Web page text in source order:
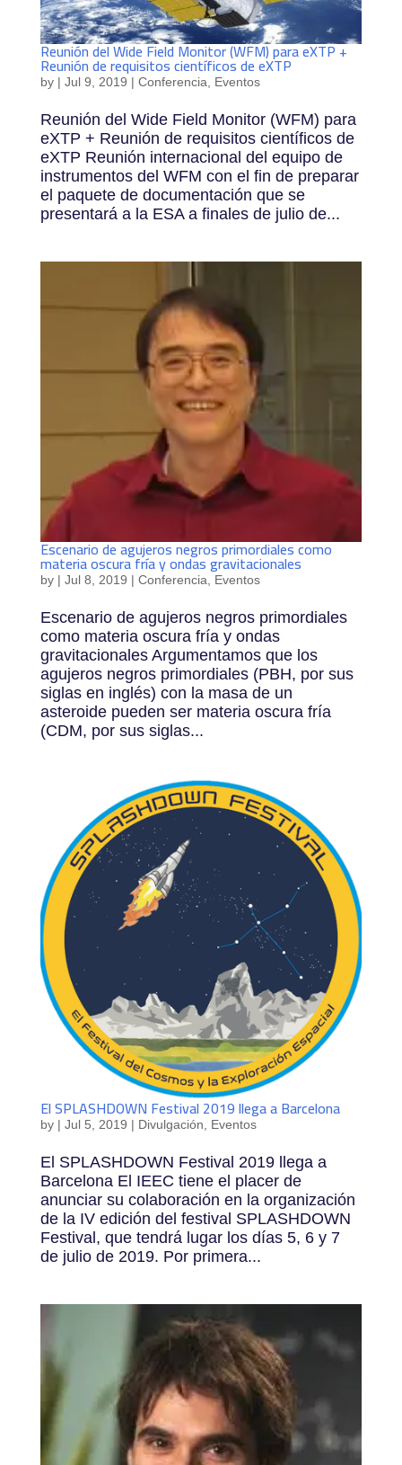
Reunión del Wide Field Monitor (WFM) para eXTP +
Reunión de requisitos científicos de eXTP
by | Jul 9, 2019 | Conferencia, Eventos
Reunión del Wide Field Monitor (WFM) para
eXTP + Reunión de requisitos científicos de
eXTP Reunión internacional del equipo de
instrumentos del WFM con el fin de preparar
el paquete de documentación que se
presentará a la ESA a finales de julio de...
Escenario de agujeros negros primordiales como
materia oscura fría y ondas gravitacionales
by | Jul 8, 2019 | Conferencia, Eventos
Escenario de agujeros negros primordiales
como materia oscura fría y ondas
gravitacionales Argumentamos que los
agujeros negros primordiales (PBH, por sus
siglas en inglés) con la masa de un
asteroide pueden ser materia oscura fría
(CDM, por sus siglas...
El SPLASHDOWN Festival 2019 llega a Barcelona
by | Jul 5, 2019 | Divulgación Eventos
El SPLASHDOWN Festival 2019 llega a
Barcelona El IEEC tiene el placer de
anunciar su colaboración en la organización
de la IV edición del festival SPLASHDOWN
Festival, que tendrá lugar los días 5, 6 y 7
de julio de 2019. Por primera...